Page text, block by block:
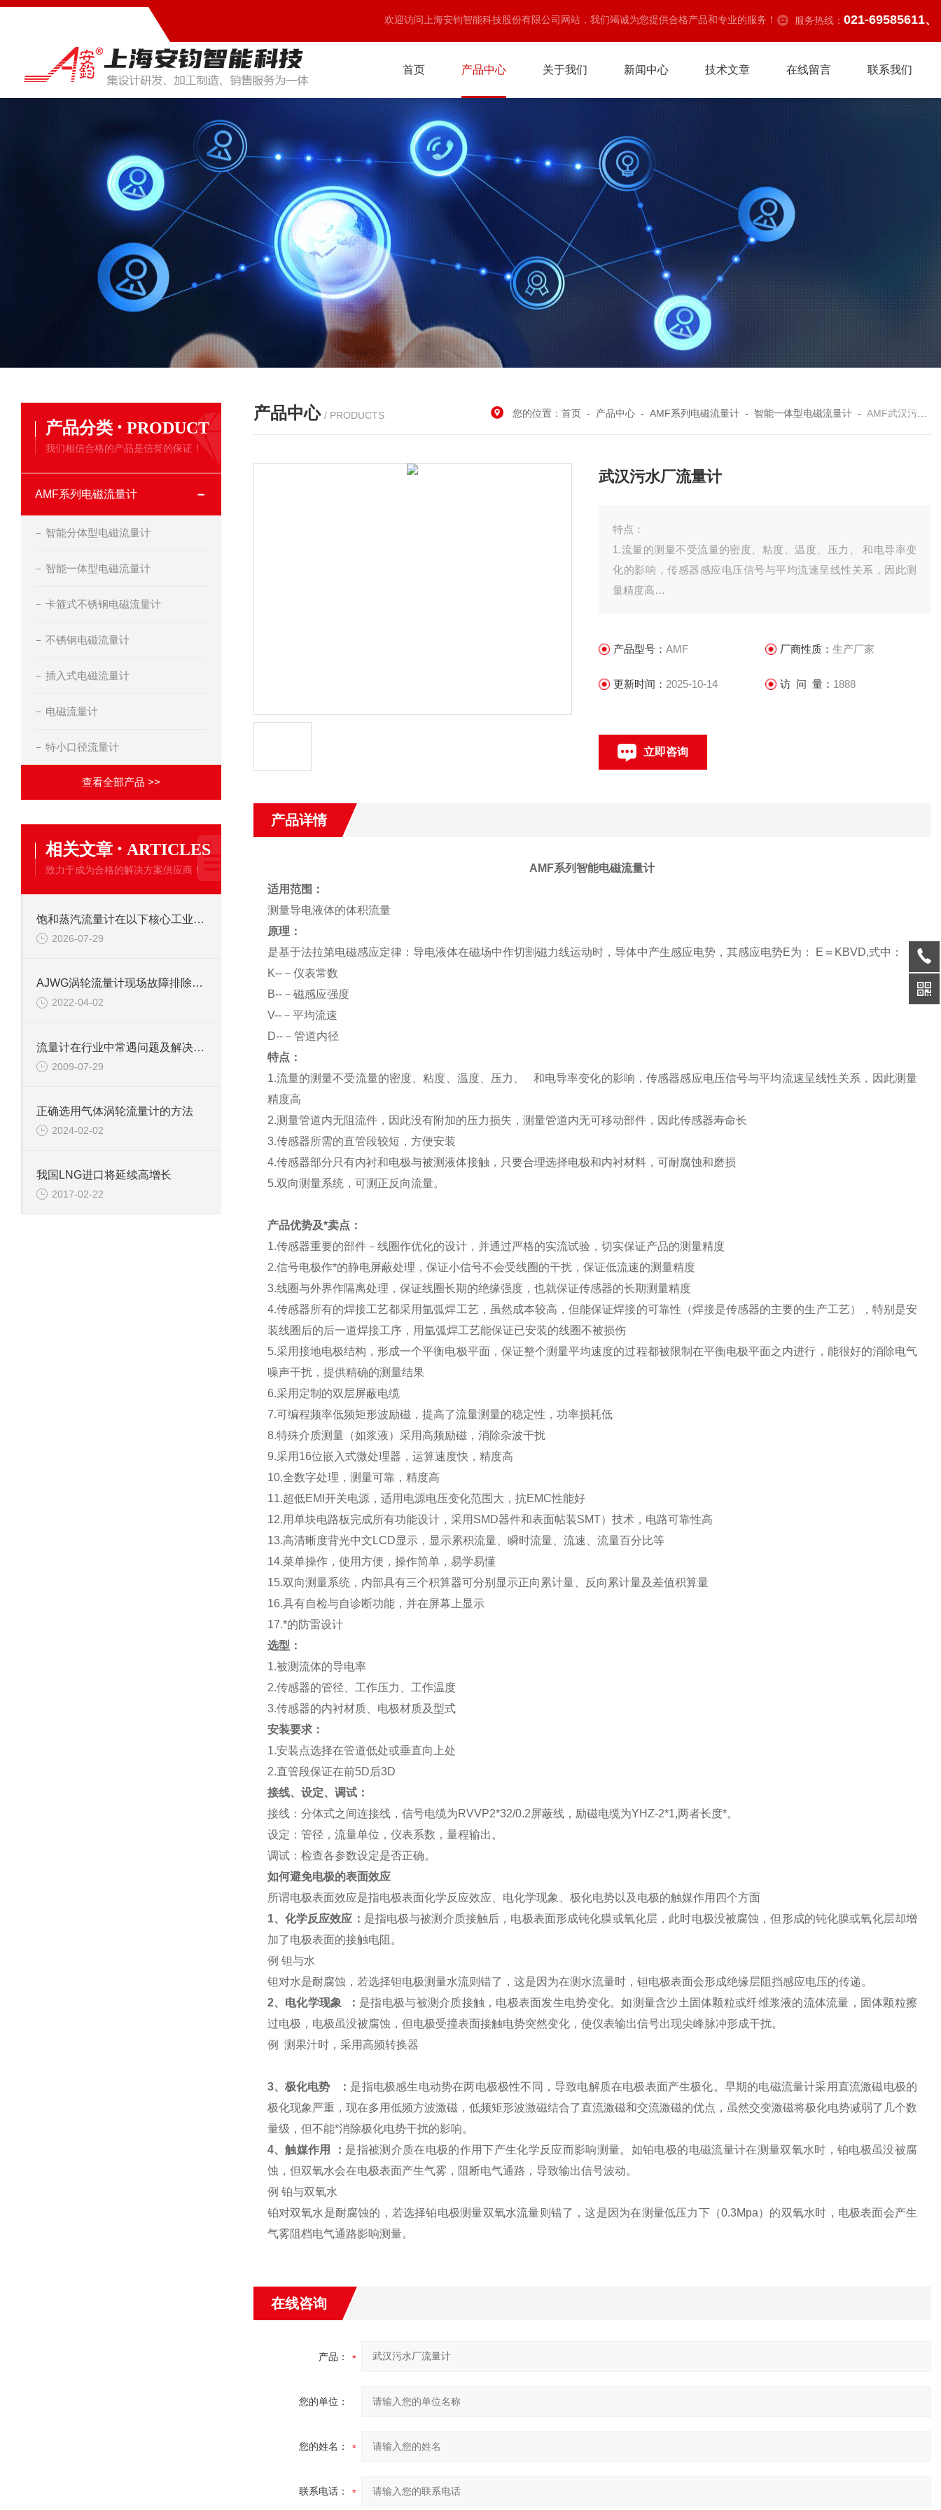
欢迎访问上海安钧智能科技股份有限公司网站，我们竭诚为您提供合格产品和专业的服务！ 服务热线： 021-69585611、
首页 产品中心 关于我们 新闻中心 技术文章 在线留言 联系我们
产品分类 · PRODUCT
我们相信合格的产品是信誉的保证！
AMF系列电磁流量计
智能分体型电磁流量计
智能一体型电磁流量计
卡箍式不锈钢电磁流量计
不锈钢电磁流量计
插入式电磁流量计
电磁流量计
特小口径流量计
查看全部产品 >>
相关文章 · ARTICLES
致力于成为合格的解决方案供应商！
饱和蒸汽流量计在以下核心工业领域发挥着关键作用
2026-07-29
AJWG涡轮流量计现场故障排除方法
2022-04-02
流量计在行业中常遇问题及解决方案
2009-07-29
正确选用气体涡轮流量计的方法
2024-02-02
我国LNG进口将延续高增长
2017-02-22
产品中心 / PRODUCTS 您的位置：首页 - 产品中心 -AMF系列电磁流量计 - 智能一体型电磁流量计 -AMF武汉污水厂流量计
武汉污水厂流量计
特点：
1.流量的测量不受流量的密度、粘度、温度、压力、 和电导率变
化的影响，传感器感应电压信号与平均流速呈线性关系，因此测
量精度高
3.传感器所需的直管段较短，方便安装
和内衬材料，可耐腐蚀和磨损
产品型号：AMF 厂商性质： 生产厂家
更新时间： 2025-10-14 访 问 量： 1888
立即咨询
产品详情
AMF系列智能电磁流量计
适用范围：
测量导电液体的体积流量
原理：
是基于法拉第电磁感应定律：导电液体在磁场中作切割磁力线运动时，导体中产生感应电势，其感应电势E为： E＝KBVD,式中：
K--－仪表常数
B--－磁感应强度
V--－平均流速
D--－管道内径
特点：
1.流量的测量不受流量的密度、粘度、温度、压力、 和电导率变化的影响，传感器感应电压信号与平均流速呈线性关系，因此测量
精度高
2.测量管道内无阻流件，因此没有附加的压力损失，测量管道内无可移动部件，因此传感器寿命长
3.传感器所需的直管段较短，方便安装
4.传感器部分只有内衬和电极与被测液体接触，只要合理选择电极和内衬材料，可耐腐蚀和磨损
5.双向测量系统，可测正反向流量。
产品优势及*卖点：
1.传感器重要的部件－线圈作优化的设计，并通过严格的实流试验，切实保证产品的测量精度
2.信号电极作*的静电屏蔽处理，保证小信号不会受线圈的干扰，保证低流速的测量精度
3.线圈与外界作隔离处理，保证线圈长期的绝缘强度，也就保证传感器的长期测量精度
4.传感器所有的焊接工艺都采用氩弧焊工艺，虽然成本较高，但能保证焊接的可靠性（焊接是传感器的主要的生产工艺），特别是安
装线圈后的后一道焊接工序，用氩弧焊工艺能保证已安装的线圈不被损伤
5.采用接地电极结构，形成一个平衡电极平面，保证整个测量平均速度的过程都被限制在平衡电极平面之内进行，能很好的消除电气
噪声干扰，提供精确的测量结果
6.采用定制的双层屏蔽电缆
7.可编程频率低频矩形波励磁，提高了流量测量的稳定性，功率损耗低
8.特殊介质测量（如浆液）采用高频励磁，消除杂波干扰
9.采用16位嵌入式微处理器，运算速度快，精度高
10.全数字处理， 测量可靠，精度高
11.超低EMI开关电源，适用电源电压变化范围大，抗EMC性能好
12.用单块电路板完成所有功能设计，采用SMD器件和表面帖装SMT）技术，电路可靠性高
13.高清晰度背光中文LCD显示，显示累积流量、瞬时流量、流速、流量百分比等
14.菜单操作，使用方便，操作简单，易学易懂
15.双向测量系统，内部具有三个积算器可分别显示正向累计量、反向累计量及差值积算量
16.具有自检与自诊断功能，并在屏幕上显示
17.*的防雷设计
选型：
1.被测流体的导电率
2.传感器的管径、工作压力、工作温度
3.传感器的内衬材质、电极材质及型式
安装要求：
1.安装点选择在管道低处或垂直向上处
2.直管段保证在前5D后3D
接线、设定、调试：
接线：分体式之间连接线，信号电缆为RVVP2*32/0.2屏蔽线，励磁电缆为YHZ-2*1,两者长度*。
设定：管径，流量单位，仪表系数，量程输出。
调试：检查各参数设定是否正确。
如何避免电极的表面效应
所谓电极表面效应是指电极表面化学反应效应、电化学现象、极化电势以及电极的触媒作用四个方面
1、化学反应效应： 是指电极与被测介质接触后，电极表面形成钝化膜或氧化层，此时电极没被腐蚀，但形成的钝化膜或氧化层却增
加了电极表面的接触电阻。
例 钽与水
钽对水是耐腐蚀，若选择钽电极测量水流则错了，这是因为在测水流量时，钽电极表面会形成绝缘层阻挡感应电压的传递。
2、电化学现象 ： 是指电极与被测介质接触，电极表面发生电势变化。如测量含沙土固体颗粒或纤维浆液的流体流量，固体颗粒擦
过电极，电极虽没被腐蚀，但电极受撞表面接触电势突然变化，使仪表输出信号出现尖峰脉冲形成干扰。
例 测果汁时，采用高频转换器
3、极化电势 ： 是指电极感生电动势在两电极极性不同，导致电解质在电极表面产生极化。早期的电磁流量计采用直流激磁电极的
极化现象严重，现在多用低频方波激磁，低频矩形波激磁结合了直流激磁和交流激磁的优点，虽然交变激磁将极化电势减弱了几个数
量级，但不能*消除极化电势干扰的影响。
4、触媒作用 ： 是指被测介质在电极的作用下产生化学反应而影响测量。如铂电极的电磁流量计在测量双氧水时，铂电极虽没被腐
蚀，但双氧水会在电极表面产生气雾，阻断电气通路，导致输出信号波动。
例 铂与双氧水
铂对双氧水是耐腐蚀的，若选择铂电极测量双氧水流量则错了，这是因为在测量低压力下（0.3Mpa）的双氧水时，电极表面会产生
气雾阻档电气通路影响测量。
在线咨询
产品：
您的单位：
您的姓名：
联系电话：